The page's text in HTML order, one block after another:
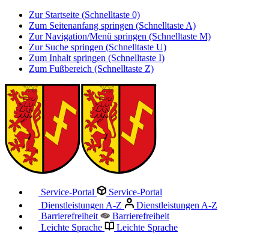
Zur Startseite (Schnelltaste 0)
Zum Seitenanfang springen (Schnelltaste A)
Zur Navigation/Menü springen (Schnelltaste M)
Zur Suche springen (Schnelltaste U)
Zum Inhalt springen (Schnelltaste I)
Zum Fußbereich (Schnelltaste Z)
Service-Portal
Service-Portal
Dienstleistungen A-Z
Dienstleistungen A-Z
Barrierefreiheit
Barrierefreiheit
Leichte Sprache
Leichte Sprache